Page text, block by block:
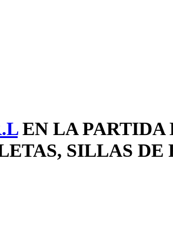
EN LA PARTIDA
SILLAS DE